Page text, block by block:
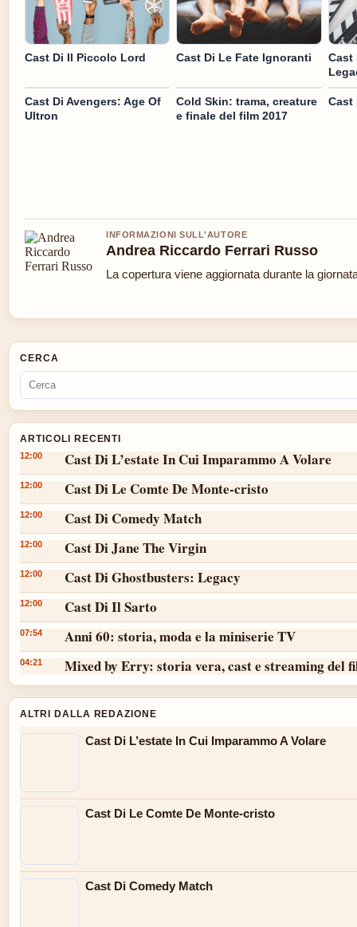
Cast Di Il Piccolo Lord Cast Di Le Fate Ignoranti
Cast
Cast Di Avengers: Age Of
Ultron
Cold Skin: trama, creature
e finale del film 2017
Cast
INFORMAZIONI SULL'AUTORE
Andrea Riccardo Ferrari Russo
La copertura viene aggiornata durante la
CERCA
ARTICOLI RECENTI
12:00 Cast Di L’estate In Cui Imparammo A Volare
12:00 Cast Di Le Comte De Monte-cristo
12:00 Cast Di Comedy Match
12:00 Cast Di Jane The Virgin
12:00 Cast Di Ghostbusters: Legacy
12:00 Cast Di Il Sarto
07:54 Anni 60: storia, moda e la miniserie TV
04:21 Mixed by Erry: storia vera, cast e streaming del
ALTRI DALLA REDAZIONE
Cast Di L’estate In Cui Imparammo A Volare
Cast Di Le Comte De Monte-cristo
Cast Di Comedy Match